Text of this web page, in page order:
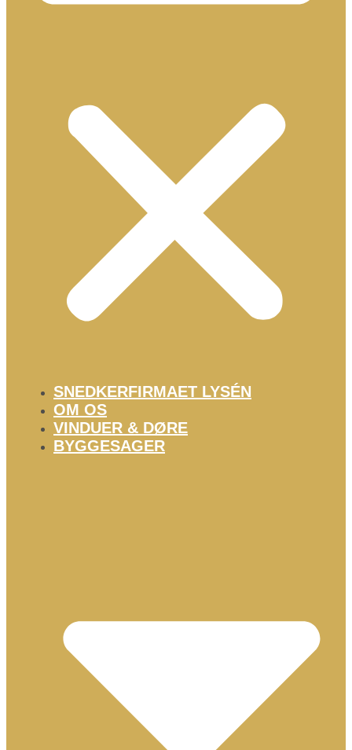
SNEDKERFIRMAET LYSÉN
OM OS
VINDUER & DØRE
BYGGESAGER